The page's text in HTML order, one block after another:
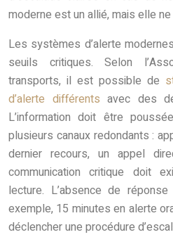
moderne est un allié, mais elle
Les systèmes d’alerte
seuils critiques. Selon
transports, il est possible de
d’alerte différents avec des
L’information doit être
plusieurs canaux redondants :
dernier recours, un appel
communication critique doit
lecture. L’absence de
exemple, 15 minutes en alerte
déclencher une procédure